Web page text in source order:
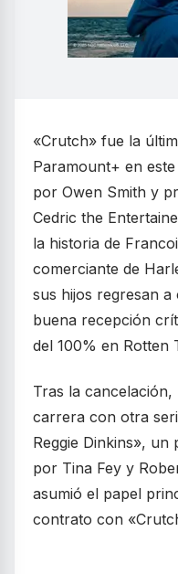
«Crutch» fue la
Paramount+ en
por Owen Smith y
Cedric the
la historia de
comerciante de
sus hijos regresan
buena recepción
del 100% en Rotten
Tras la
carrera con otra
Reggie Dinkins»,
por Tina Fey y
asumió el papel
contrato con